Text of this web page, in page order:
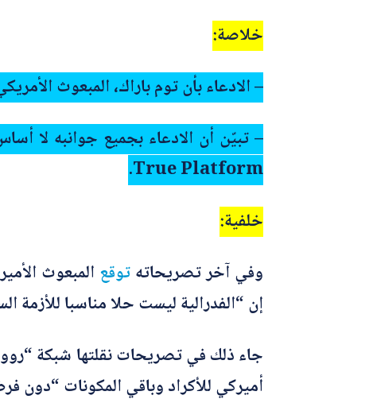
خلاصة:
– الادعاء بأن توم باراك، المبعوث
– تبيّن أن الادعاء بجميع جوانبه لا
True Platform.
خلفية:
وفي آخر تصريحاتهتوقع
إن “الفدرالية ليست حلا مناسبا للأزمة
جاء ذلك في تصريحات نقلتها شبكة
أميركي للأكراد وباقي المكونات “دون